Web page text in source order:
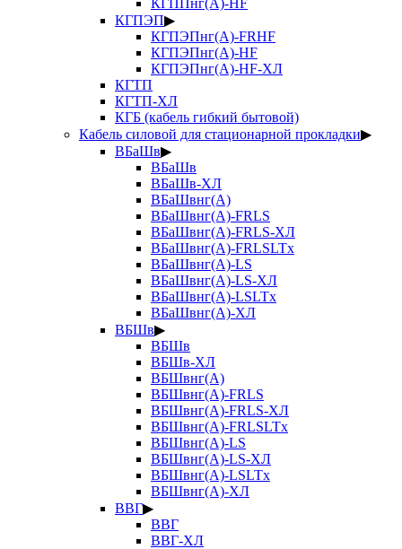
КГППнг(А)-HF
КГПЭП▶
КГПЭПнг(А)-FRHF
КГПЭПнг(А)-HF
КГПЭПнг(А)-HF-ХЛ
КГТП
КГТП-ХЛ
КГБ (кабель гибкий бытовой)
Кабель силовой для стационарной прокладки▶
ВБаШв▶
ВБаШв
ВБаШв-ХЛ
ВБаШвнг(А)
ВБаШвнг(А)-FRLS
ВБаШвнг(А)-FRLS-ХЛ
ВБаШвнг(А)-FRLSLTx
ВБаШвнг(А)-LS
ВБаШвнг(А)-LS-ХЛ
ВБаШвнг(А)-LSLTx
ВБаШвнг(А)-ХЛ
ВБШв▶
ВБШв
ВБШв-ХЛ
ВБШвнг(А)
ВБШвнг(А)-FRLS
ВБШвнг(А)-FRLS-ХЛ
ВБШвнг(А)-FRLSLTx
ВБШвнг(А)-LS
ВБШвнг(А)-LS-ХЛ
ВБШвнг(А)-LSLTx
ВБШвнг(А)-ХЛ
ВВГ▶
ВВГ
ВВГ-ХЛ